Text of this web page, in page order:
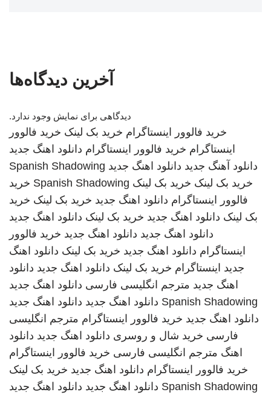
آخرین دیدگاه‌ها
دیدگاهی برای نمایش وجود ندارد.
خرید فالوور اینستاگرام خرید بک لینک خرید فالوور
اینستاگرام خرید فالوور اینستاگرام دانلود اهنگ جدید
دانلود آهنگ جدید دانلود اهنگ جدید Spanish Shadowing
خرید بک لینک خرید بک لینک Spanish Shadowing خرید
فالوور اینستاگرام دانلود اهنگ جدید خرید بک لینک خرید
بک لینک دانلود اهنگ جدید خرید بک لینک دانلود اهنگ جدید
دانلود اهنگ جدید دانلود اهنگ جدید خرید فالوور
اینستاگرام دانلود اهنگ جدید خرید بک لینک دانلود اهنگ
جدید اینستاگرام خرید بک لینک دانلود اهنگ جدید دانلود
اهنگ جدید مترجم انگلیسی فارسی دانلود اهنگ جدید
Spanish Shadowing دانلود اهنگ جدید دانلود اهنگ جدید
دانلود اهنگ جدید خرید فالوور اینستاگرام مترجم انگلیسی
فارسی خرید شال و روسری دانلود اهنگ جدید دانلود
اهنگ مترجم انگلیسی فارسی خرید فالوور اینستاگرام
خرید فالوور اینستاگرام دانلود اهنگ جدید خرید بک لینک
Spanish Shadowing دانلود اهنگ جدید دانلود اهنگ جدید